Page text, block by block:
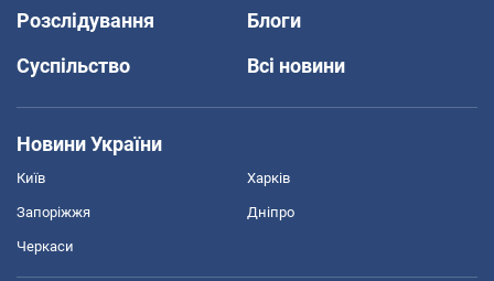
Розслідування
Блоги
Суспільство
Всі новини
Новини України
Київ Харків
Запоріжжя Дніпро
Черкаси